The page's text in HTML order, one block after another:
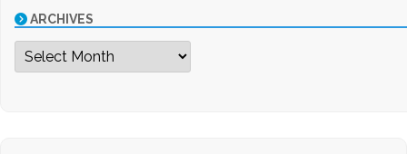
ARCHIVES
Archives